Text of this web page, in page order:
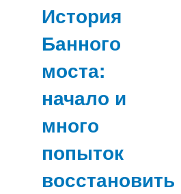
История
Банного
моста:
начало и
много
попыток
восстановить